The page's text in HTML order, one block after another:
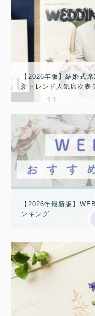
【2026年版】結婚式
新トレンド人気席次表
【2026年最新版】
ンキング